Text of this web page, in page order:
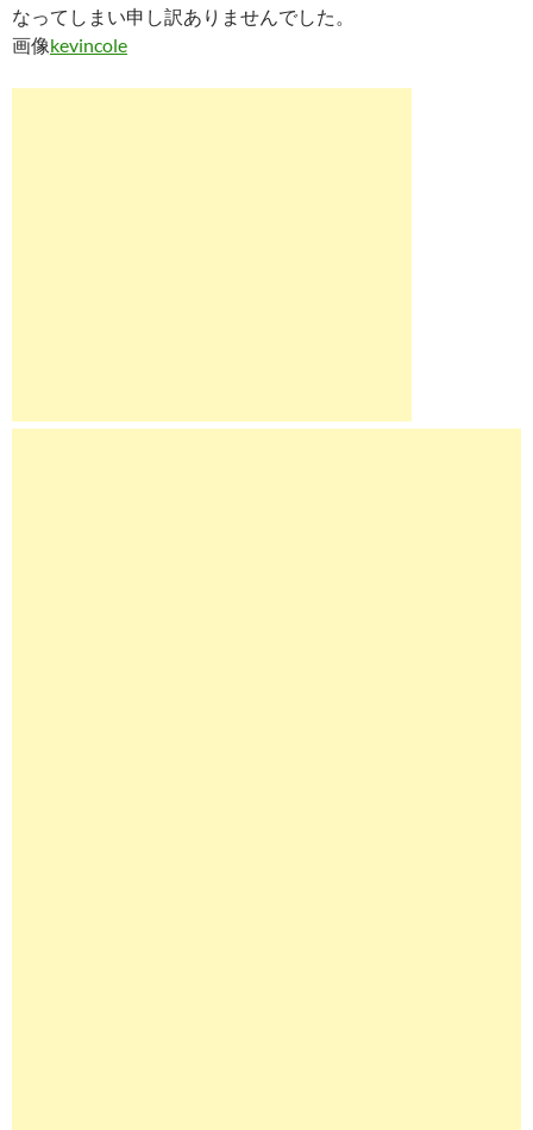
なってしまい申し訳ありませんでした。
画像kevincole